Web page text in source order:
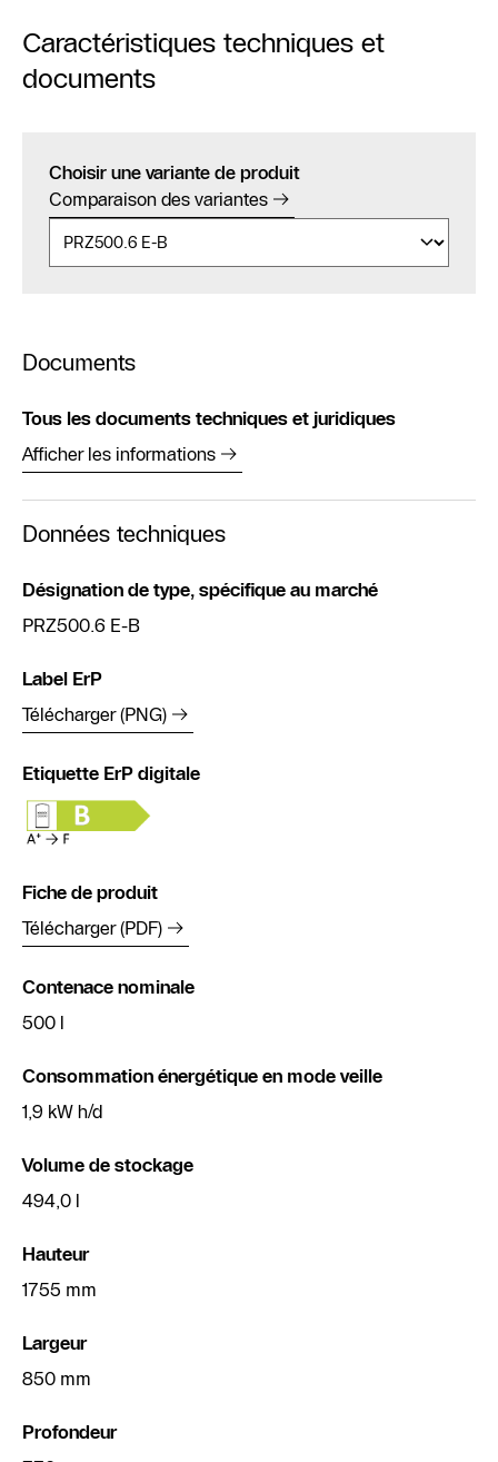
Caractéristiques techniques et
documents
Choisir une variante de produit
Comparaison des variantes
Documents
Tous les documents techniques et juridiques
Afficher les informations
Données techniques
Désignation de type, spécifique au marché
PRZ500.6 E-B
Label ErP
Télécharger (PNG)
Etiquette ErP digitale
Fiche de produit
Télécharger (PDF)
Contenace nominale
500 l
Consommation énergétique en mode veille
1,9 kW h/d
Volume de stockage
494,0 l
Hauteur
1755 mm
Largeur
850 mm
Profondeur